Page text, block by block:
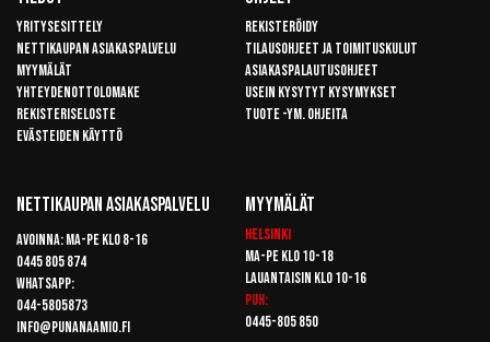
Yritysesittely
Nettikaupan asiakaspalvelu
Myymälät
Yhteydenottolomake
Rekisteriseloste
Evästeiden käyttö
Rekisteröidy
Tilausohjeet ja toimituskulut
Asiakaspalautusohjeet
Usein kysytyt kysymykset
Tuote -ym. ohjeita
Nettikaupan Asiakaspalvelu
Avoinna: Ma-pe klo 8-16
0445 805 874
Whatsapp:
044-5805873
info@punanaamio.fi
Myymälät
Helsinki
Ma-pe klo 10-18
Lauantaisin klo 10-16
Puh:
0445-805 850